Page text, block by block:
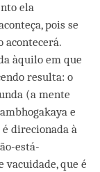
ela
pois se
acontecerá.
àquilo em que
resulta: o
(a mente
e
direcionada à
está-
vacuidade, que é